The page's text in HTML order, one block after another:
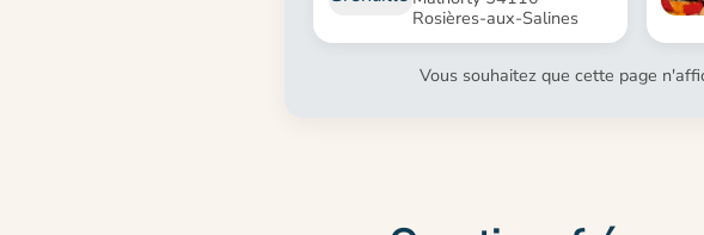
Rosières-aux-Salines
Vous souhaitez que cette page